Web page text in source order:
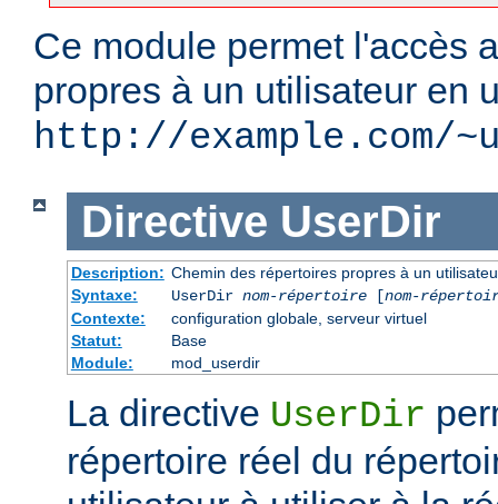
Ce module permet l'accès
propres à un utilisateur en
http://example.com/
Directive UserDir
Description: Chemin des répertoires propres à un
Syntaxe:
UserDir nom-répertoire[nom-
Contexte:
configuration globale, serveur virtuel
Statut:
Base
Module:
mod_userdir
La directive UserDir
répertoire réel du